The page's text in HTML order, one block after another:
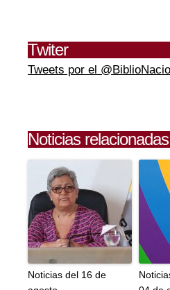
Twiter
Tweets por el
Noticias relacionadas
Noticias del 16 de